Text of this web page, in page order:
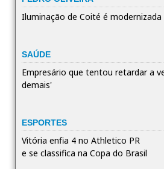
Iluminação de Coité é
SAÚDE
Empresário que tentou retardar a
demais'
ESPORTES
Vitória enfia 4 no Athletico PR
e se classifica na Copa do Brasil